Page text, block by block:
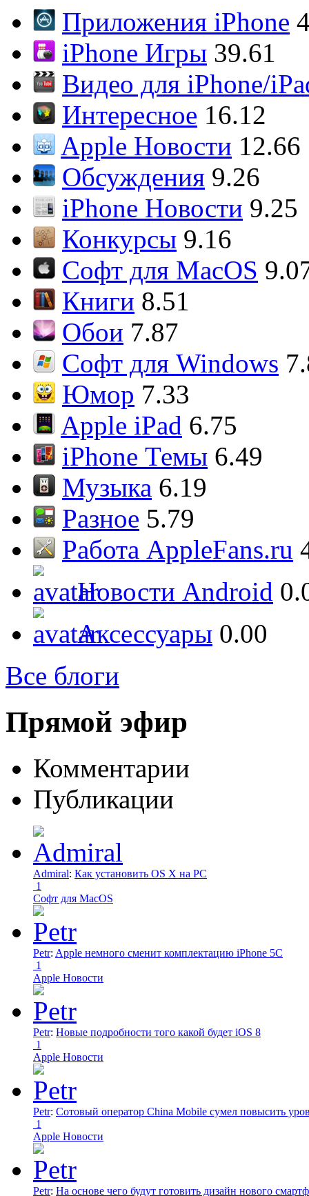
Приложения iPhone
iPhone Игры 39.61
Видео для iPhone/
Интересное 16.12
Apple Новости 12.66
Обсуждения 9.26
iPhone Новости 9.25
Конкурсы 9.16
Софт для MacOS
Книги 8.51
Обои 7.87
Софт для Windows
Юмор 7.33
Apple iPad 6.75
iPhone Темы 6.49
Музыка 6.19
Разное 5.79
Работа AppleFans.ru
Новости Android
Аксессуары 0.00
Все блоги
Прямой эфир
Комментарии
Публикации
Admiral: Как установить OS X на PC
1
Софт для MacOS
Petr: Apple немного сменит комплектацию iPhone 5C
1
Apple Новости
Petr: Новые подробности того какой будет iOS 8
1
Apple Новости
Petr: Сотовый оператор China Mobile сумел повысить
1
Apple Новости
Petr: На основе чего будут готовить дизайн нового